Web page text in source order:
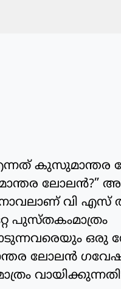
കുസുമാന്തര
ലോലൻ?”
വി എസ്
പുസ്തകംമാത്രം
ഒരു
ലോലൻ